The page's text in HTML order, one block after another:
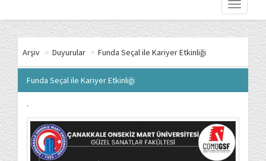
Toggle
Arşiv > Duyurular > Funda Seçal ile Kariyer Etkinliği
Funda Seçal ile Kariyer Etkinliği
.